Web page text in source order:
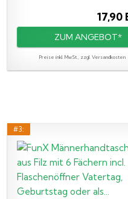
17,90
ZUM ANGEBOT*
Preise inkl. MwSt., zzgl. Versandkosten
#3: